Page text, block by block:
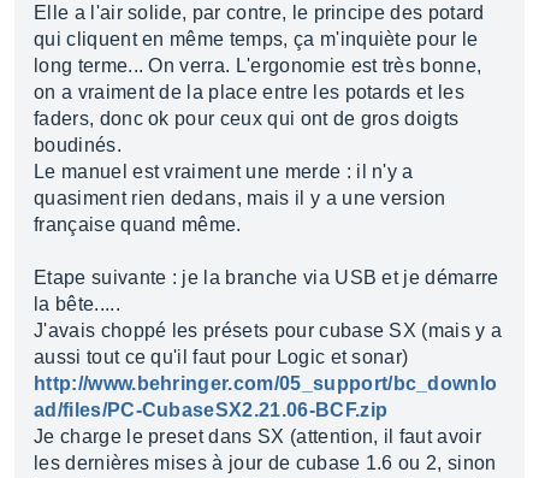
Elle a l'air solide, par contre, le principe des potard
qui cliquent en même temps, ça m'inquiète pour le
long terme... On verra. L'ergonomie est très bonne,
on a vraiment de la place entre les potards et les
faders, donc ok pour ceux qui ont de gros doigts
boudinés.
Le manuel est vraiment une merde : il n'y a
quasiment rien dedans, mais il y a une version
française quand même.
Etape suivante : je la branche via USB et je démarre
la bête.....
J'avais choppé les présets pour cubase SX (mais y a
aussi tout ce qu'il faut pour Logic et sonar)
http://www.behringer.com/05_support/bc_downlo
ad/files/PC-CubaseSX2.21.06-BCF.zip
Je charge le preset dans SX (attention, il faut avoir
les dernières mises à jour de cubase 1.6 ou 2, sinon